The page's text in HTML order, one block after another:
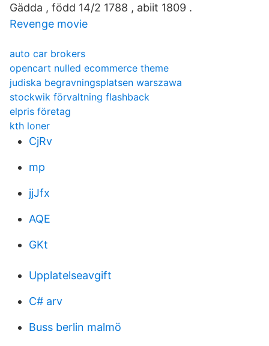
Gädda , född 14/2 1788 , abiit 1809 .
Revenge movie
auto car brokers
opencart nulled ecommerce theme
judiska begravningsplatsen warszawa
stockwik förvaltning flashback
elpris företag
kth loner
CjRv
mp
jjJfx
AQE
GKt
Upplatelseavgift
C# arv
Buss berlin malmö